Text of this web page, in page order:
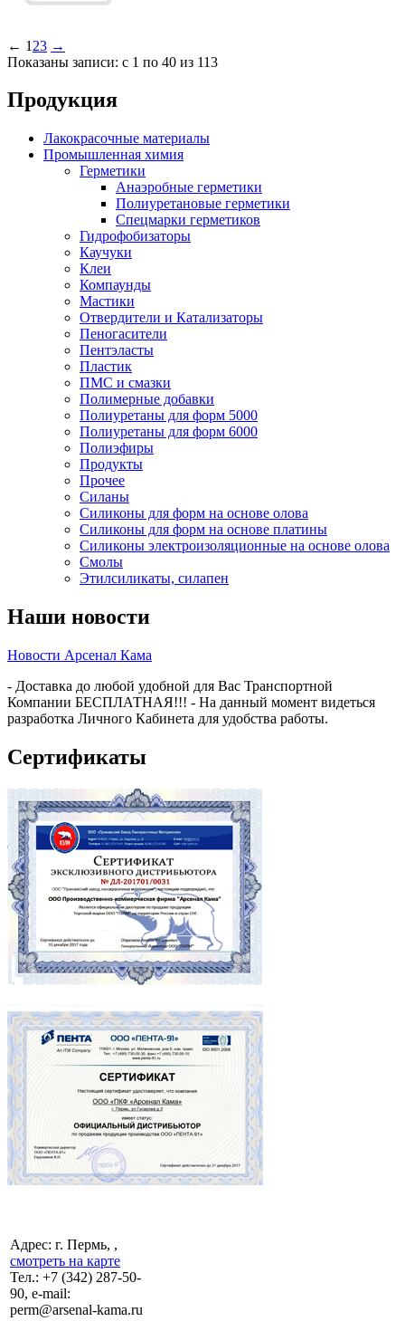
← 1 23 →
Показаны записи: с 1 по 40 из 113
Продукция
Лакокрасочные материалы
Промышленная химия
Герметики
Анаэробные герметики
Полиуретановые герметики
Спецмарки герметиков
Гидрофобизаторы
Каучуки
Клеи
Компаунды
Мастики
Отвердители и Катализаторы
Пеногасители
Пентэласты
Пластик
ПМС и смазки
Полимерные добавки
Полиуретаны для форм 5000
Полиуретаны для форм 6000
Полиэфиры
Продукты
Прочее
Силаны
Силиконы для форм на основе олова
Силиконы для форм на основе платины
Силиконы электроизоляционные на основе олова
Смолы
Этилсиликаты, силапен
Наши новости
Новости Арсенал Кама
- Доставка до любой удобной для Вас Транспортной
Компании БЕСПЛАТНАЯ!!! - На данный момент видеться
разработка Личного Кабинета для удобства работы.
Сертификаты
Адрес: г. Пермь, ,
смотреть на карте
Тел.: +7 (342) 287-50-
90, e-mail:
perm@arsenal-kama.ru